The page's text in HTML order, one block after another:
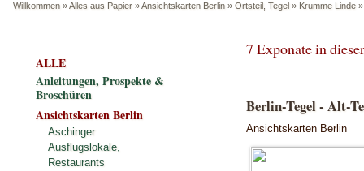
Willkommen »Alles aus Papier »Ansichtskarten Berlin » Ortsteil, Tegel » Krumme Linde
7 Exponate in
Berlin-Tegel - Alt-
Ansichtskarten Berlin
ALLE
Anleitungen, Prospekte &
Broschüren
Ansichtskarten Berlin
Aschinger
Ausflugslokale,
Restaurants